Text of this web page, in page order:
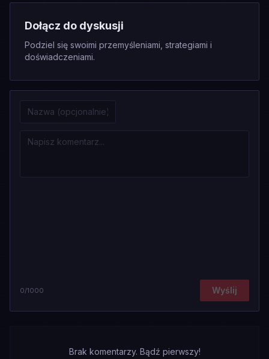
Dołącz do dyskusji
Podziel się swoimi przemyśleniami, strategiami i
doświadczeniami.
0/1000 Wyślij
Brak komentarzy. Bądź pierwszy!